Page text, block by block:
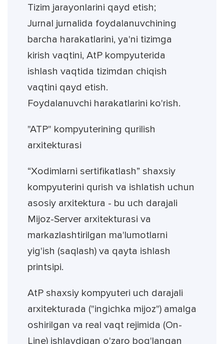
Tizim jarayonlarini qayd etish;
Jurnal jurnalida foydalanuvchining
barcha harakatlarini, ya'ni tizimga
kirish vaqtini, AtP kompyuterida
ishlash vaqtida tizimdan chiqish
vaqtini qayd etish.
Foydalanuvchi harakatlarini ko'rish.
"ATP" kompyuterining qurilish
arxitekturasi
“Xodimlarni sertifikatlash” shaxsiy
kompyuterini qurish va ishlatish uchun
asosiy arxitektura - bu uch darajali
Mijoz-Server arxitekturasi va
markazlashtirilgan ma'lumotlarni
yig'ish (saqlash) va qayta ishlash
printsipi.
AtP shaxsiy kompyuteri uch darajali
arxitekturada ("ingichka mijoz") amalga
oshirilgan va real vaqt rejimida (On-
Line) ishlaydigan o'zaro bog'langan